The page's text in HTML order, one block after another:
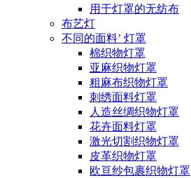
用于灯罩的无纺布
布艺灯
不同的面料’ 灯罩
棉织物灯罩
亚麻织物灯罩
粗麻布织物灯罩
刺绣面料灯罩
人造丝绸织物灯罩
花卉面料灯罩
激光切割织物灯罩
皮革织物灯罩
欧亘纱包裹织物灯罩